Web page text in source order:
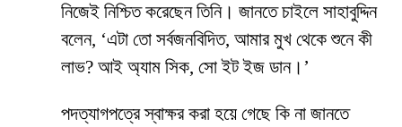
নিজেই নিশ্চিত করেছেন তিনি। জানতে চাইলে সাহাবুদ্দিন
বলেন, ‘এটা তো সর্বজনবিদিত, আমার মুখ থেকে শুনে কী
লাভ? আই অ্যাম সিক, সো ইট ইজ ডান।’
পদত্যাগপত্রে স্বাক্ষর করা হয়ে গেছে কি না জানতে